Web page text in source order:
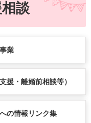
談
業
援・離婚前相談等）
の情報リンク集